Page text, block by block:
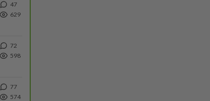
47
629
72
598
77
574